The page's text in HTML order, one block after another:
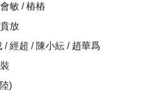
敏 / 樁樁
放
/ 經超 / 陳小紜 / 趙華爲
)